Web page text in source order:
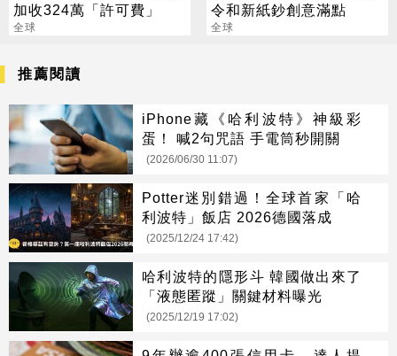
加收324萬「許可費」
全球
令和新紙鈔創意滿點
全球
推薦閱讀
iPhone藏《哈利波特》神級彩
蛋！ 喊2句咒語 手電筒秒開關
(2026/06/30 11:07)
Potter迷別錯過！全球首家「哈
利波特」飯店 2026德國落成
(2025/12/24 17:42)
哈利波特的隱形斗 韓國做出來了
「液態匿蹤」關鍵材料曝光
(2025/12/19 17:02)